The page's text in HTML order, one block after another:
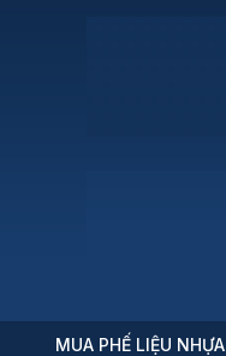
MUA PHẾ LIỆU NHỰA